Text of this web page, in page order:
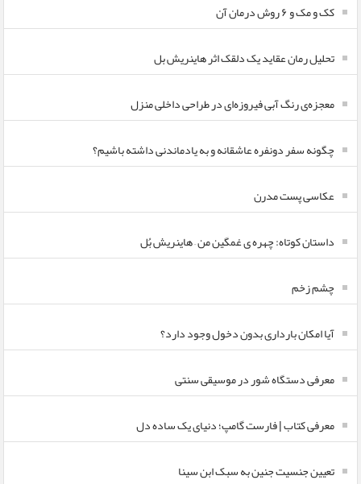
کک و مک و ۶ روش درمان آن
تحلیل رمان عقاید یک دلقک اثر هاینریش بل
معجزه‌ی رنگ آبی فیروزه‌ای در طراحی داخلی منزل
چگونه سفر دونفره عاشقانه و به یادماندنی داشته باشیم؟
عکاسی پست مدرن
داستان کوتاه: چهره ی غمگین من – هاینریش بُل
چشم زخم
آیا امکان بارداری بدون دخول وجود دارد؟
معرفی دستگاه شور در موسیقی سنتی
معرفی کتاب | فارست گامپ؛ دنیای یک ساده دل
تعیین جنسیت جنین به سبک ابن سینا